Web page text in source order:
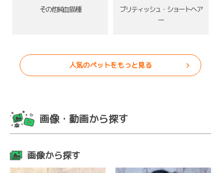
その他純血猫種
ブリティッシュ・ショートヘア
ー
人気のペットをもっと見る
画像・動画から探す
画像から探す